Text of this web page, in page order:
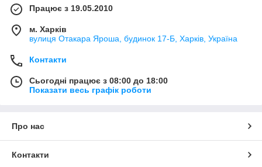
Працює з 19.05.2010
м. Харків
вулиця Отакара Яроша, будинок 17-Б, Харків, Україна
Контакти
Сьогодні працює з 08:00 до 18:00
Показати весь графік роботи
Про нас
Контакти